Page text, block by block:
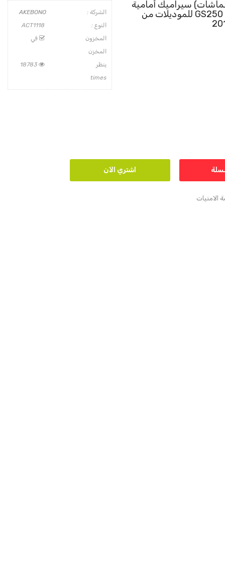
سيراميك أمامية
لسيارات لكزس GS250 للموديلات من
الشركة :
AKEBONO
النوع :
المخزون
في
المخزن
ينظر
18783
times
الامنيات